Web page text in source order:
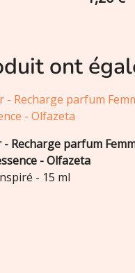
ont
Ajouter au panier
Recharge parfum
- Olfazeta
- 15 ml